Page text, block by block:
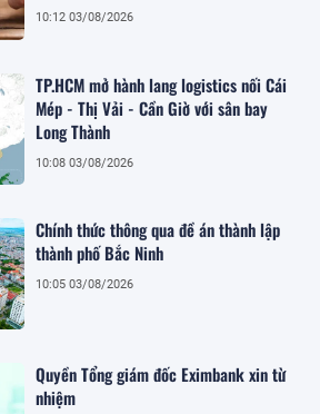
10:12 03/08/2026
TP.HCM mở hành lang logistics nối Cái
Mép - Thị Vải - Cần Giờ với sân bay
Long Thành
10:08 03/08/2026
Chính thức thông qua đề án thành lập
thành phố Bắc Ninh
10:05 03/08/2026
Quyền Tổng giám đốc Eximbank xin từ
nhiệm